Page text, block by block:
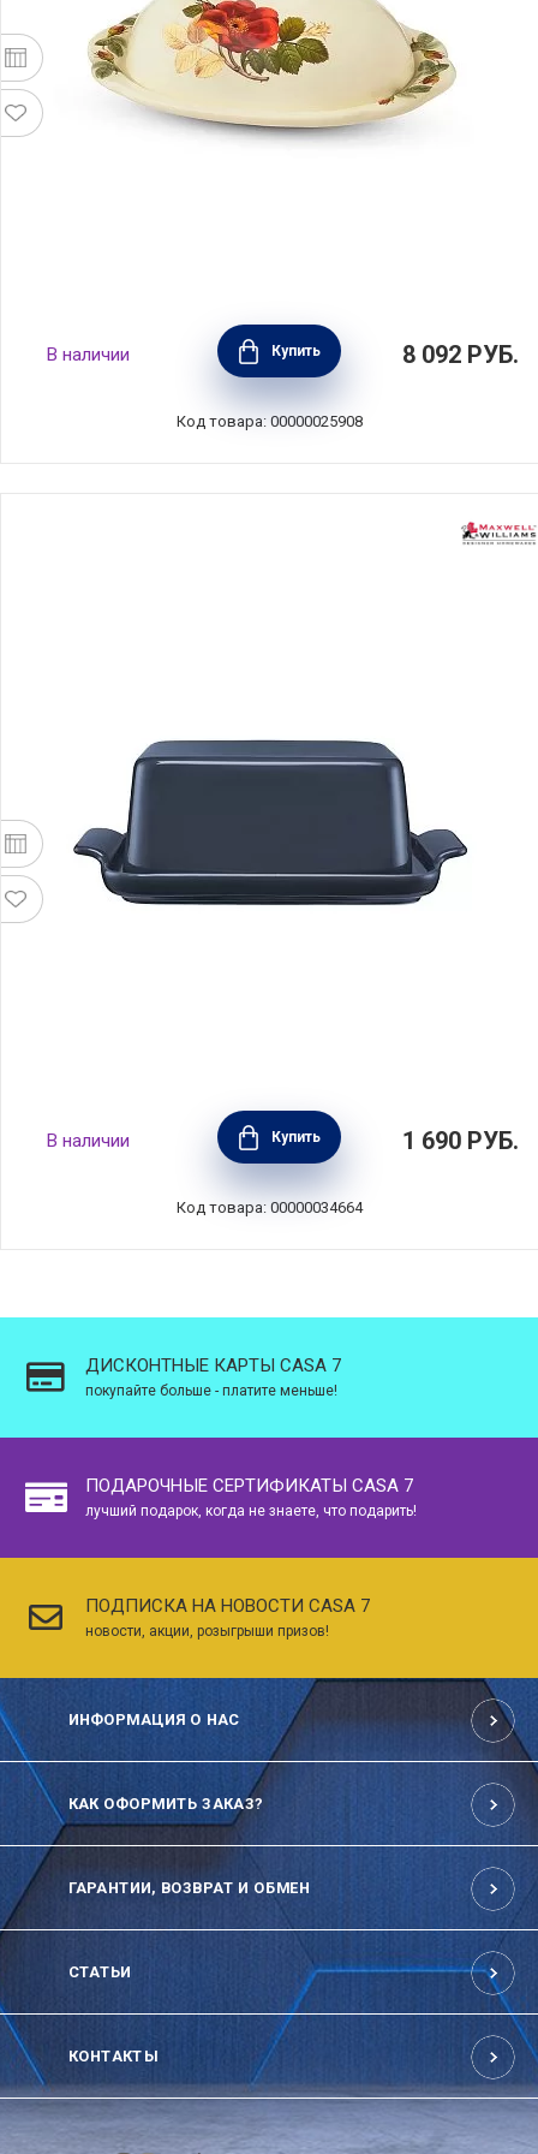
Масленка Regale 22,5х15,5х9 см, материал
керамика, Nuova Cer, Италия, 7378-RGE
В наличии Купить 8 092 РУБ.
Код товара: 00000025908
Маслёнка Indulgence 20х12 см, фарфор,
цвет синий, Maxwell & Williams, MW451-
IA0398
В наличии Купить 1 690 РУБ.
Код товара: 00000034664
ДИСКОНТНЫЕ КАРТЫ CASA 7
покупайте больше - платите меньше!
ПОДАРОЧНЫЕ СЕРТИФИКАТЫ CASA 7
лучший подарок, когда не знаете, что подарить!
ПОДПИСКА НА НОВОСТИ CASA 7
новости, акции, розыгрыши призов!
ИНФОРМАЦИЯ О НАС
КАК ОФОРМИТЬ ЗАКАЗ?
ГАРАНТИИ, ВОЗВРАТ И ОБМЕН
СТАТЬИ
КОНТАКТЫ